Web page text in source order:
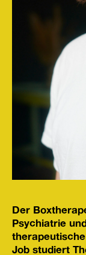
Der
Psychiatrie
Job studiert